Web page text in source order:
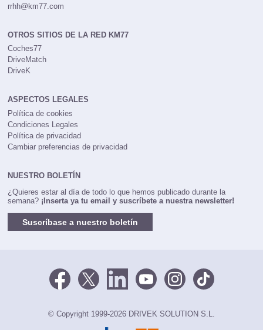
rrhh@km77.com
OTROS SITIOS DE LA RED KM77
Coches77
DriveMatch
DriveK
ASPECTOS LEGALES
Política de cookies
Condiciones Legales
Política de privacidad
Cambiar preferencias de privacidad
NUESTRO BOLETÍN
¿Quieres estar al día de todo lo que hemos publicado durante la
semana? ¡Inserta ya tu email y suscríbete a nuestra newsletter!
Suscríbase a nuestro boletín
© Copyright 1999-2026 DRIVEK SOLUTION S.L.